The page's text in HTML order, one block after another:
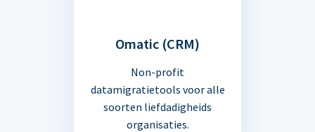
Omatic (CRM)
Non-profit
datamigratietools voor alle
soorten liefdadigheids
organisaties.